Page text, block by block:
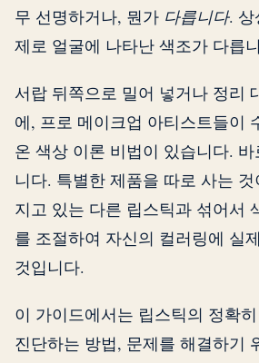
무 선명하거나, 뭔가 다릅니다. 상
제로 얼굴에 나타난 색조가 다릅
서랍 뒤쪽으로 밀어 넣거나 정리
에, 프로 메이크업 아티스트들이
온 색상 이론 비법이 있습니다.
니다. 특별한 제품을 따로 사는
지고 있는 다른 립스틱과 섞어서
를 조절하여 자신의 컬러링에 실
것입니다.
이 가이드에서는 립스틱의 정확
진단하는 방법, 문제를 해결하기